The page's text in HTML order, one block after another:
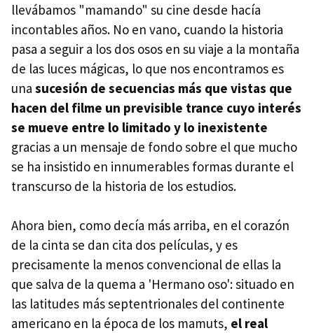
llevábamos "mamando" su cine desde hacía
incontables años. No en vano, cuando la historia
pasa a seguir a los dos osos en su viaje a la montaña
de las luces mágicas, lo que nos encontramos es
una sucesión de secuencias más que vistas que
hacen del filme un previsible trance cuyo interés
se mueve entre lo limitado y lo inexistente
gracias a un mensaje de fondo sobre el que mucho
se ha insistido en innumerables formas durante el
transcurso de la historia de los estudios.
Ahora bien, como decía más arriba, en el corazón
de la cinta se dan cita dos películas, y es
precisamente la menos convencional de ellas la
que salva de la quema a 'Hermano oso': situado en
las latitudes más septentrionales del continente
americano en la época de los mamuts, el real